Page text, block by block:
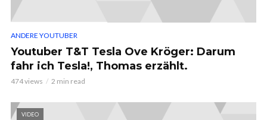
ANDERE YOUTUBER
Youtuber T&T Tesla Ove Kröger: Darum
fahr ich Tesla!, Thomas erzählt.
474 views 2 min read
VIDEO